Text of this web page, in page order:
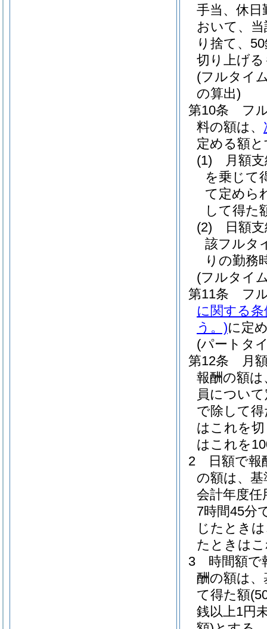
手当、休日
おいて、
り捨て、
切り上げ
(フルタイ
の算出)
第10条
フ
料の額は、
定める額
(1)
月額
を乗じて
て定めら
して得た
(2)
日額
該フルタ
りの勤務
(フルタイ
第11条
フ
に関する条
う。)に定
(パートタ
第12条
月
報酬の額
員につい
で除して
はこれを
はこれを
2
日額で
の額は、
会計年度
7時間45分
じたとき
たときは
3
時間額で
酬の額は
て得た額
銭以上1円